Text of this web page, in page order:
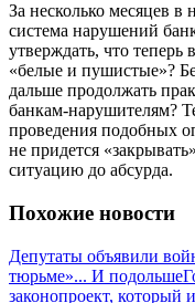
За несколько месяцев в
система нарушений
утверждать, что теперь
«белые и пушистые»?
дальше продолжать
банкам-нарушителям?
проведения подобных
не придется
ситуацию до абсурда.
Похожие новости
Депутаты объявили
тюрьме»... И подольше
законопроект, который